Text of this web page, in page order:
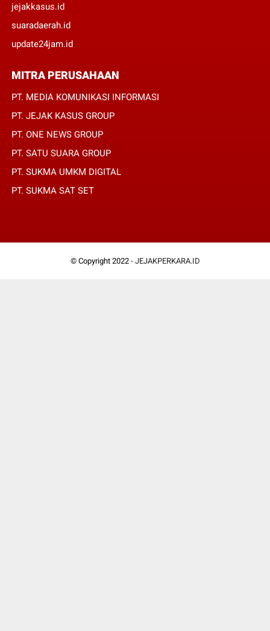
jejakkasus.id
suaradaerah.id
update24jam.id
MITRA PERUSAHAAN
PT. MEDIA KOMUNIKASI INFORMASI
PT. JEJAK KASUS GROUP
PT. ONE NEWS GROUP
PT. SATU SUARA GROUP
PT. SUKMA UMKM DIGITAL
PT. SUKMA SAT SET
© Copyright 2022 - JEJAKPERKARA.ID